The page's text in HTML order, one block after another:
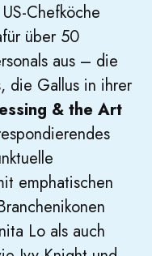
Chefköche
über 50
aus – die
die Gallus in ihrer
& the Art
emphatischen
Lo als auch